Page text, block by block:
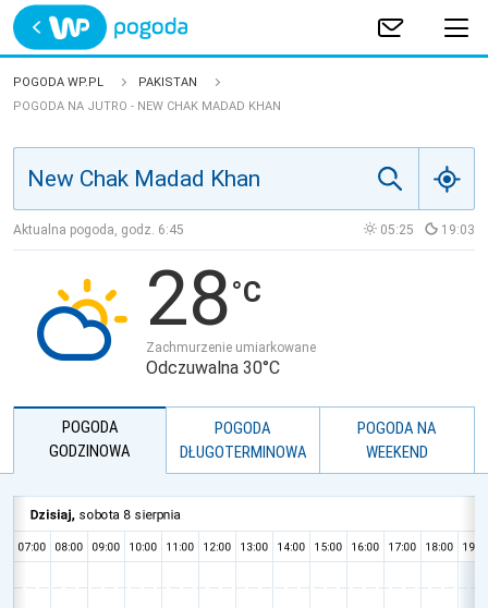
Trwa ładowanie
POLSKA
JAKOŚĆ POWIETRZA
POGODA WP.PL
PAKISTAN
POGODA NA JUTRO - NEW CHAK MADAD KHAN
Aktualna pogoda, godz. 6:45 05:25 19:03
28
Zachmurzenie umiarkowane
Odczuwalna 30°C
POGODA
GODZINOWA
POGODA
DŁUGOTERMINOWA
POGODA NA
WEEKEND